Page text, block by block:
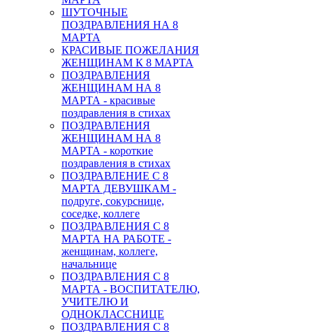
ШУТОЧНЫЕ
ПОЗДРАВЛЕНИЯ НА 8
МАРТА
КРАСИВЫЕ ПОЖЕЛАНИЯ
ЖЕНЩИНАМ К 8 МАРТА
ПОЗДРАВЛЕНИЯ
ЖЕНЩИНАМ НА 8
МАРТА - красивые
поздравления в стихах
ПОЗДРАВЛЕНИЯ
ЖЕНЩИНАМ НА 8
МАРТА - короткие
поздравления в стихах
ПОЗДРАВЛЕНИЕ С 8
МАРТА ДЕВУШКАМ -
подруге, сокурснице,
соседке, коллеге
ПОЗДРАВЛЕНИЯ С 8
МАРТА НА РАБОТЕ -
женщинам, коллеге,
начальнице
ПОЗДРАВЛЕНИЯ С 8
МАРТА - ВОСПИТАТЕЛЮ,
УЧИТЕЛЮ И
ОДНОКЛАССНИЦЕ
ПОЗДРАВЛЕНИЯ С 8